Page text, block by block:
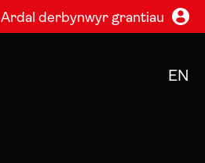
Ardal derbynwyr grantiau
EN